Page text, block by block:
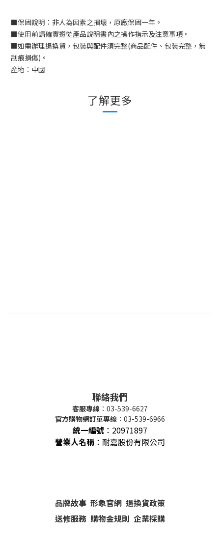
■保固說明：非人為因素之損壞，原廠保固一年。
■使用前請確實遵從產品說明書內之操作指示及注意事項。
■如需辦理退換貨，包裝與配件須完整(商品配件、包裝完整，無
刮痕損傷) 。
產地：中國
了解更多
聯絡我們
客服專線 ：03-539-6627
官方購物網訂單專線 ：03-539-6966
統一編號 ： 20971897
營業人名稱 ：耐嘉股份有限公司
品牌故事 形象官網 退換貨政策
送修服務 購物金規則 企業採購